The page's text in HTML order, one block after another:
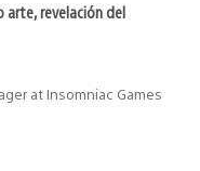
arte, revelación del
at Insomniac Games